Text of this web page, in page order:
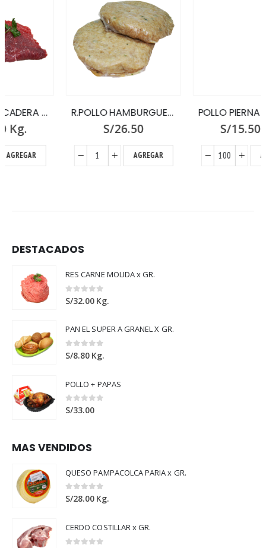
R.POLLO HAMBURGUESA DE PECHUGA X 16
AGREGAR
POLLO PIERNA C/ENCUENTRO
Kg.
AGREGAR
DESTACADOS
RES CARNE MOLIDA x GR.
0out of 5
S/32.00 Kg.
PAN EL SUPER A GRANEL X GR.
0out of 5
S/8.80 Kg.
POLLO + PAPAS
0out of 5
S/33.00
MAS VENDIDOS
QUESO PAMPACOLCA PARIA x GR.
0out of 5
S/28.00 Kg.
CERDO COSTILLAR x GR.